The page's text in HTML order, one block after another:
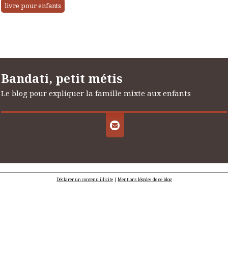
livre pour enfants
Bandati, petit métis
Le blog pour expliquer la famille mixte aux enfants
Déclarer un contenu illicite | Mentions légales de ce blog